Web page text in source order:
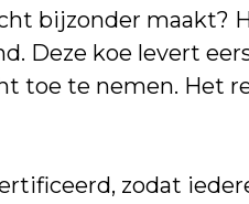
bijzonder maakt?
Deze koe levert
te nemen. Het
zodat